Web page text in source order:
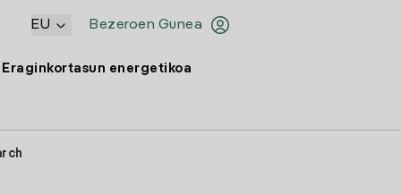
Bezeroen Gunea
EU
Eraginkortasun energetikoa